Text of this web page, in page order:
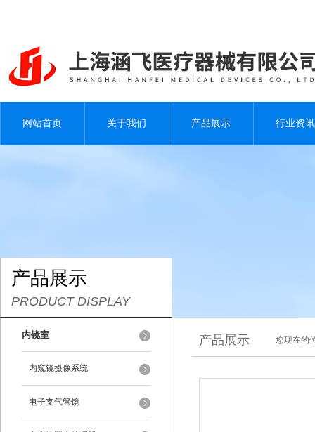
网站首页 关于我们 产品展示 行业资讯
产品展示
PRODUCT DISPLAY
内镜室
内窥镜摄像系统
电子支气管镜
产品展示 您现在的